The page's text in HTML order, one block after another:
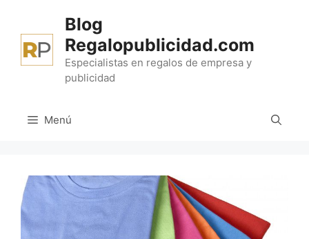
contenido
Blog
Regalopublicidad.com
Especialistas en regalos de empresa y
publicidad
Menú